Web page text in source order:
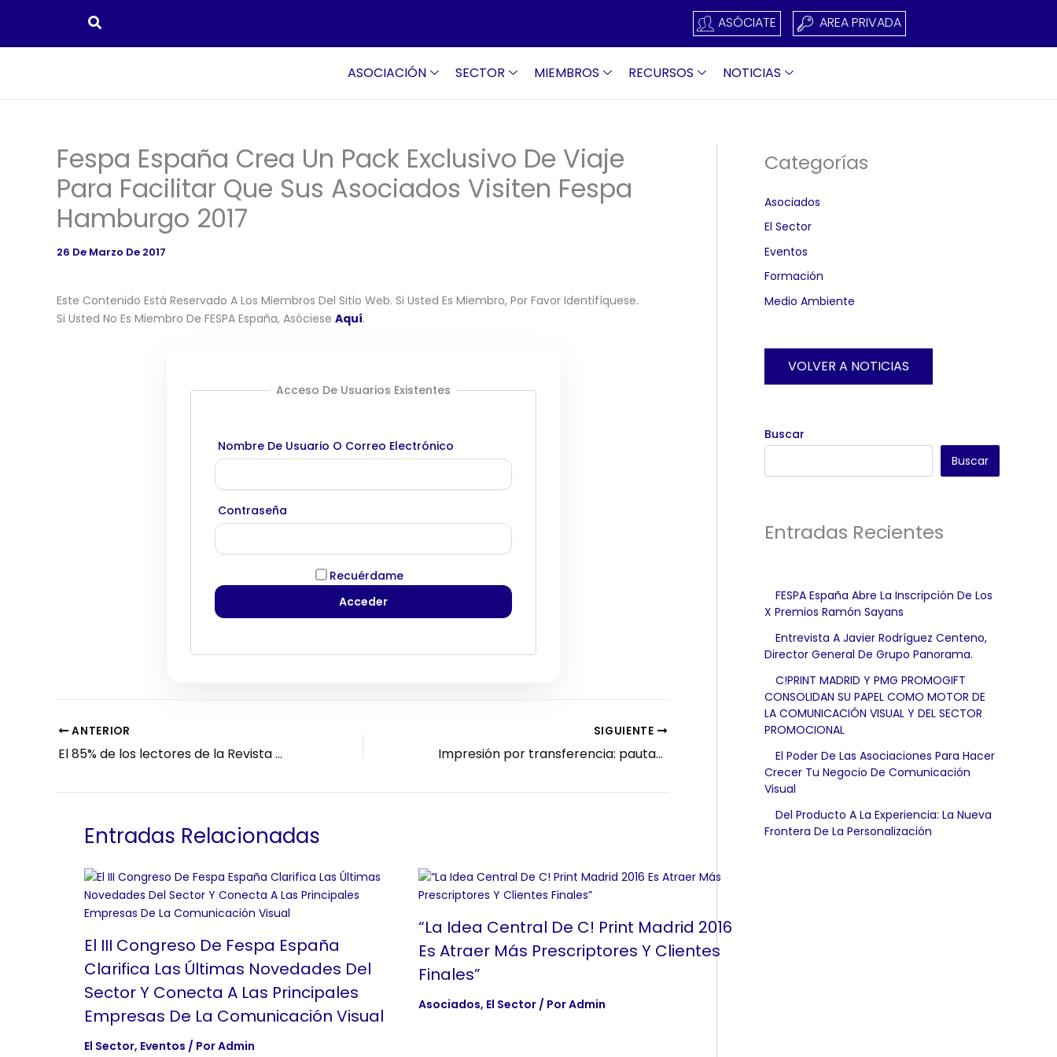
Contenido
ASÓCIATE AREA PRIVADA
ASOCIACIÓN SECTOR MIEMBROS RECURSOS NOTICIAS
Fespa España Crea Un Pack Exclusivo De Viaje
Para Facilitar Que Sus Asociados Visiten Fespa
Hamburgo 2017
26 De Marzo De 2017
Este Contenido Está Reservado A Los Miembros Del Sitio Web. Si Usted Es Miembro, Por Favor Identifíquese.
Si Usted No Es Miembro De FESPA España, Asóciese Aquí.
Acceso De Usuarios Existentes
Nombre De Usuario O Correo Electrónico
Contraseña
Recuérdame
ANTERIOR
El 85% de los lectores de la Revista TINTA considera su contenido como bueno y-o excelente
SIGUIENTE
Impresión por transferencia: pautas para detectar y solucionar problemas
Entradas Relacionadas
El III Congreso De Fespa España
Clarifica Las Últimas Novedades Del
Sector Y Conecta A Las Principales
Empresas De La Comunicación Visual
El Sector, Eventos / PorAdmin
“La Idea Central De C! Print Madrid 2016
Es Atraer Más Prescriptores Y Clientes
Finales”
Asociados, El Sector / PorAdmin
Categorías
Asociados
El Sector
Eventos
Formación
Medio Ambiente
VOLVER A NOTICIAS
Buscar
Buscar
Entradas Recientes
FESPA España Abre La Inscripción De Los
X Premios Ramón Sayans
Entrevista A Javier Rodríguez Centeno,
Director General De Grupo Panorama.
C!PRINT MADRID Y PMG PROMOGIFT
CONSOLIDAN SU PAPEL COMO MOTOR DE
LA COMUNICACIÓN VISUAL Y DEL SECTOR
PROMOCIONAL
El Poder De Las Asociaciones Para Hacer
Crecer Tu Negocio De Comunicación
Visual
Del Producto A La Experiencia: La Nueva
Frontera De La Personalización